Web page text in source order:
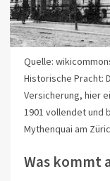
Quelle:
Historische Pracht:
Versicherung, hier
1901 vollendet und
Mythenquai am
Was kommt